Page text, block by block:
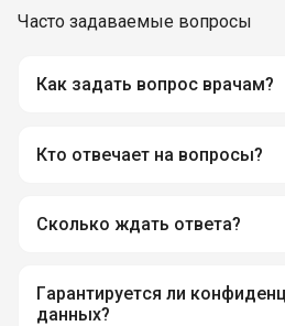
Часто задаваемые вопросы
Как задать вопрос врачам?
Кто отвечает на вопросы?
Сколько ждать ответа?
Гарантируется ли
данных?